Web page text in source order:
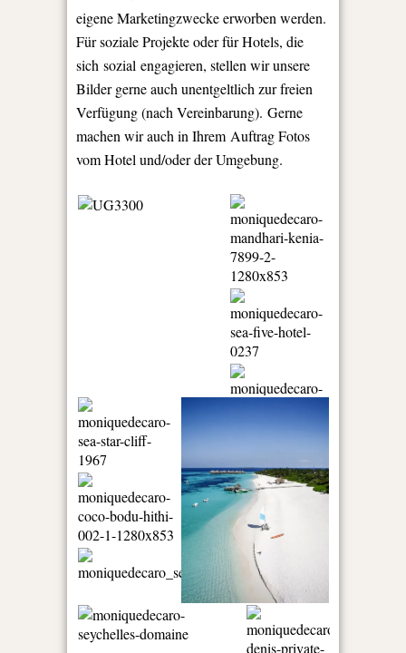
eigene Marketingzwecke erworben werden.
Für soziale Projekte oder für Hotels, die
sich sozial engagieren, stellen wir unsere
Bilder gerne auch unentgeltlich zur freien
Verfügung (nach Vereinbarung). Gerne
machen wir auch in Ihrem Auftrag Fotos
vom Hotel und/oder der Umgebung.